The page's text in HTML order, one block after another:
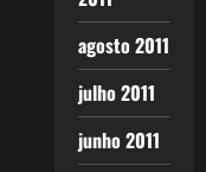
agosto 2011
julho 2011
junho 2011